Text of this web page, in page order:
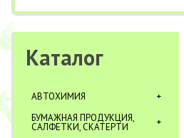
Каталог
АВТОХИМИЯ
БУМАЖНАЯ ПРОДУКЦИЯ,
САЛФЕТКИ, СКАТЕРТИ